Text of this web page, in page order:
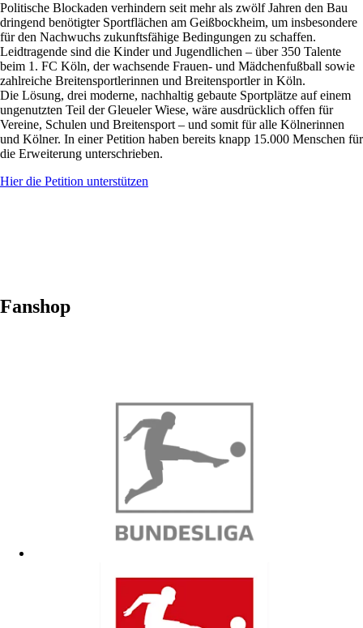
Politische Blockaden verhindern seit mehr als zwölf Jahren den Bau
dringend benötigter Sportflächen am Geißbockheim, um insbesondere
für den Nachwuchs zukunftsfähige Bedingungen zu schaffen.
Leidtragende sind die Kinder und Jugendlichen – über 350 Talente
beim 1. FC Köln, der wachsende Frauen- und Mädchenfußball sowie
zahlreiche Breitensportlerinnen und Breitensportler in Köln.
Die Lösung, drei moderne, nachhaltig gebaute Sportplätze auf einem
ungenutzten Teil der Gleueler Wiese, wäre ausdrücklich offen für
Vereine, Schulen und Breitensport – und somit für alle Kölnerinnen
und Kölner. In einer Petition haben bereits knapp 15.000 Menschen für
die Erweiterung unterschrieben.
Hier die Petition unterstützen
Fanshop